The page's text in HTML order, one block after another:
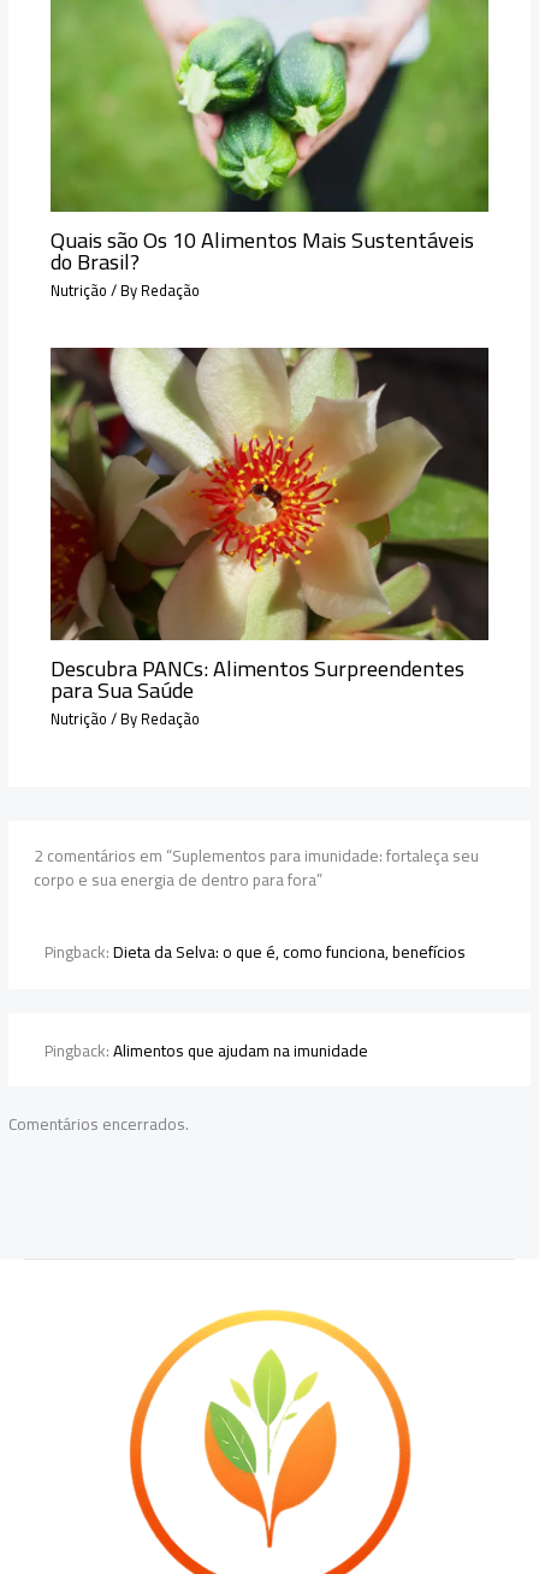
Quais são Os 10 Alimentos Mais Sustentáveis
do Brasil?
Nutrição/ ByRedação
Descubra PANCs: Alimentos Surpreendentes
para Sua Saúde
Nutrição/ ByRedação
2 comentários em “Suplementos para imunidade: fortaleça seu
corpo e sua energia de dentro para fora”
Pingback:Dieta da Selva: o que é, como funciona, benefícios
Pingback:Alimentos que ajudam na imunidade
Comentários encerrados.